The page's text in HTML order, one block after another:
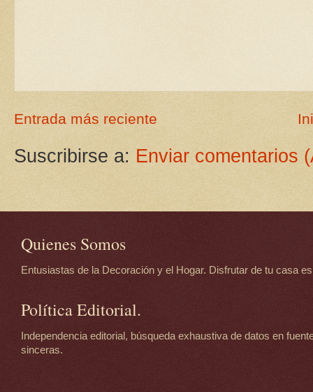
Entrada más reciente
Suscribirse a: Enviar comentarios
Quienes Somos
Entusiastas de la Decoración y el Hogar. Disfrutar de tu casa
Política Editorial.
Independencia editorial, búsqueda exhaustiva de datos en
sinceras.